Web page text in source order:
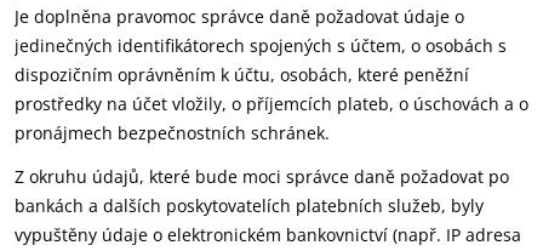
Je doplněna pravomoc správce daně požadovat údaje o
jedinečných identifikátorech spojených s účtem, o osobách s
dispozičním oprávněním k účtu, osobách, které peněžní
prostředky na účet vložily, o příjemcích plateb, o úschovách a o
pronájmech bezpečnostních schránek.
Z okruhu údajů, které bude moci správce daně požadovat po
bankách a dalších poskytovatelích platebních služeb, byly
vypuštěny údaje o elektronickém bankovnictví (např. IP adresa